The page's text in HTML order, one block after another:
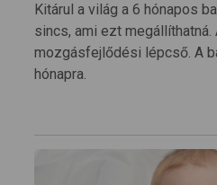
Kitárul a világ a 6 hónapos
sincs, ami ezt
mozgásfejlődési lépcső. A
hónapra.